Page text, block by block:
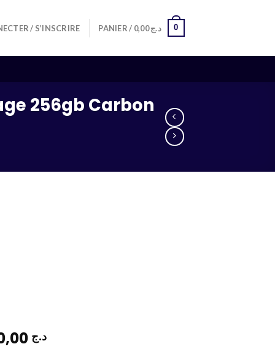
/ S’INSCRIRE PANIER / د.ج0,00 0
256gb Carbon
د.ج 88.000,00